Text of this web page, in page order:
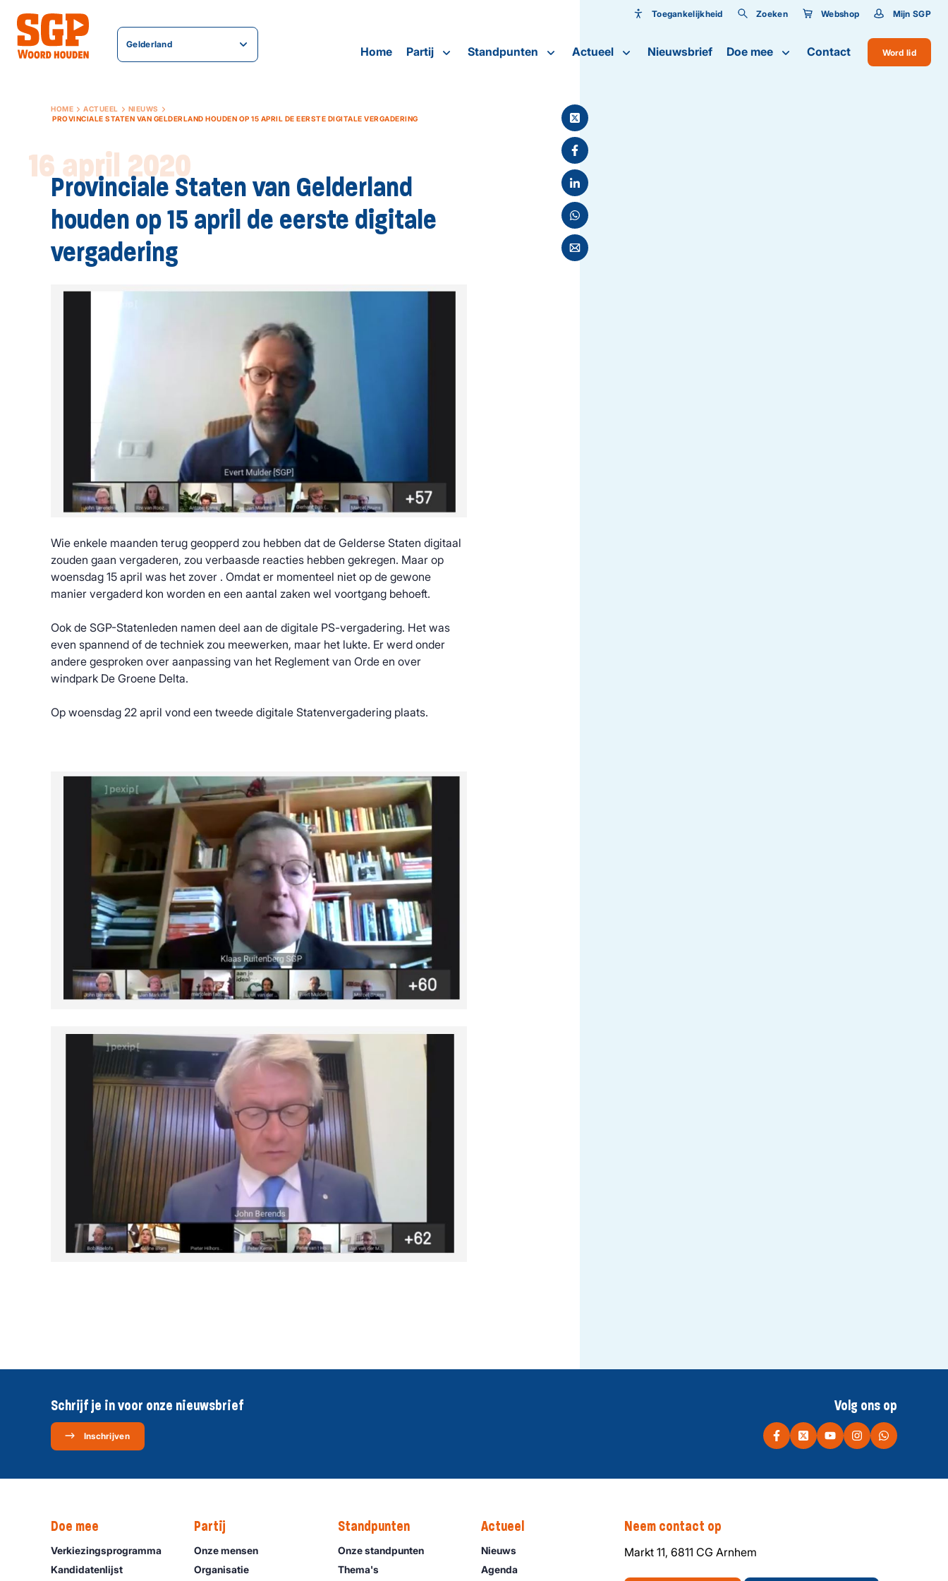
Toegankelijkheid Zoeken Webshop Mijn SGP
Gelderland
Word lid
Home Partij Standpunten Actueel Nieuwsbrief Doe mee Contact
HOME ACTUEEL
NIEUWS
PROVINCIALE STATEN VAN GELDERLAND HOUDEN OP 15 APRIL DE EERSTE DIGITALE VERGADERING
16 april 2020
Provinciale Staten van Gelderland
houden op 15 april de eerste digitale
vergadering
Wie enkele maanden terug geopperd zou hebben dat de Gelderse Staten digitaal
zouden gaan vergaderen, zou verbaasde reacties hebben gekregen. Maar op
woensdag 15 april was het zover . Omdat er momenteel niet op de gewone
manier vergaderd kon worden en een aantal zaken wel voortgang behoeft.
Ook de SGP-Statenleden namen deel aan de digitale PS-vergadering. Het was
even spannend of de techniek zou meewerken, maar het lukte. Er werd onder
andere gesproken over aanpassing van het Reglement van Orde en over
windpark De Groene Delta.
Op woensdag 22 april vond een tweede digitale Statenvergadering plaats.
Schrijf je in voor onze nieuwsbrief
Inschrijven
Volg ons op
Doe mee
Verkiezingsprogramma
Kandidatenlijst
Partij
Onze mensen
Organisatie
Standpunten
Onze standpunten
Thema's
Actueel
Nieuws
Agenda
Neem contact op
Markt 11, 6811 CG Arnhem